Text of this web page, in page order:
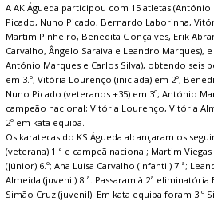
A AK Águeda participou com 15 atletas (António
Picado, Nuno Picado, Bernardo Laborinha,
Martim Pinheiro, Benedita Gonçalves, Erik
Carvalho, Ângelo Saraiva e Leandro Marques),
António Marques e Carlos Silva), obtendo seis
em 3.º; Vitória Lourenço (iniciada) em 2º;
Nuno Picado (veteranos +35) em 3º; António
campeão nacional; Vitória Lourenço, Vitória
2º em kata equipa.
Os karatecas do KS Águeda alcançaram os
(veterana) 1.ª e campeã nacional; Martim
(júnior) 6.º; Ana Luísa Carvalho (infantil) 7.ª;
Almeida (juvenil) 8.ª. Passaram à 2ª
Simão Cruz (juvenil). Em kata equipa foram 3.º